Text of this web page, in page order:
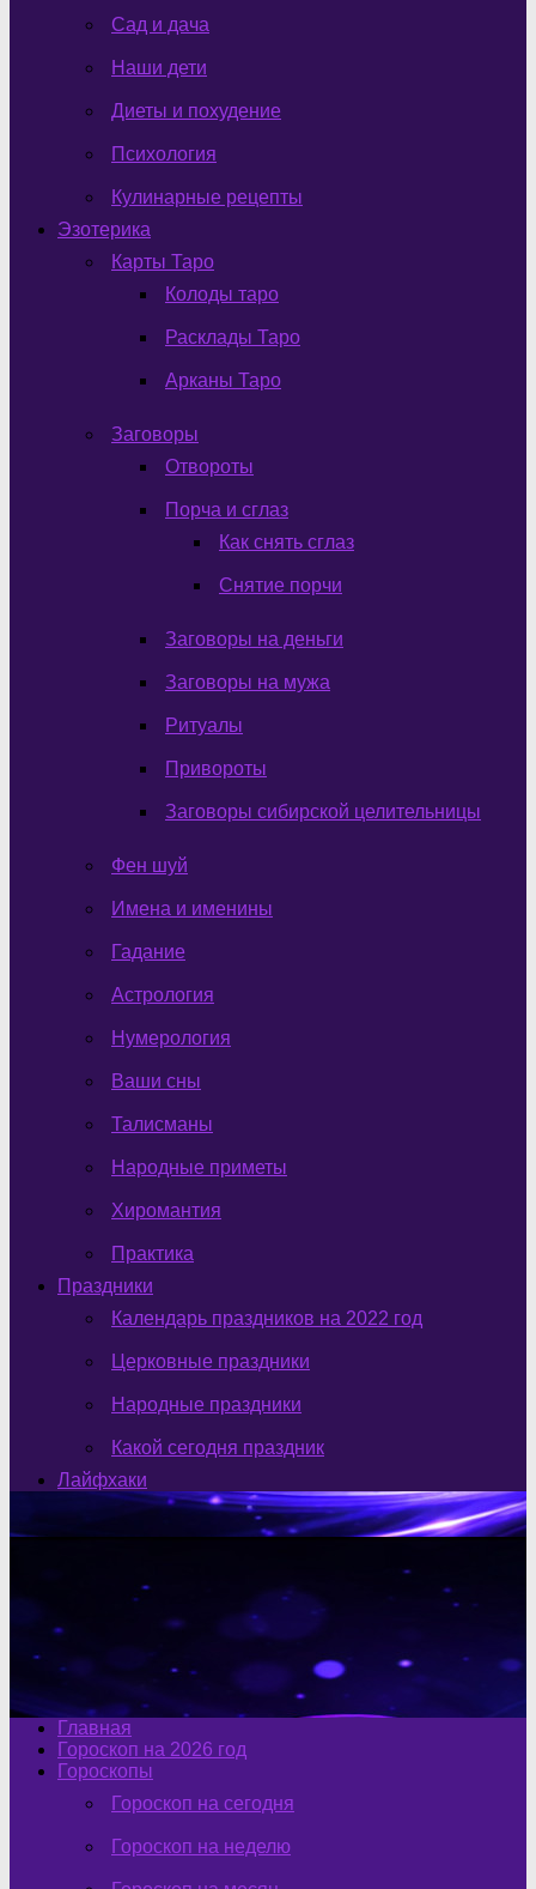
Сад и дача
Наши дети
Диеты и похудение
Психология
Кулинарные рецепты
Эзотерика
Карты Таро
Колоды таро
Расклады Таро
Арканы Таро
Заговоры
Отвороты
Порча и сглаз
Как снять сглаз
Снятие порчи
Заговоры на деньги
Заговоры на мужа
Ритуалы
Привороты
Заговоры сибирской целительницы
Фен шуй
Имена и именины
Гадание
Астрология
Нумерология
Ваши сны
Талисманы
Народные приметы
Хиромантия
Практика
Праздники
Календарь праздников на 2022 год
Церковные праздники
Народные праздники
Какой сегодня праздник
Лайфхаки
Главная
Гороскоп на 2026 год
Гороскопы
Гороскоп на сегодня
Гороскоп на неделю